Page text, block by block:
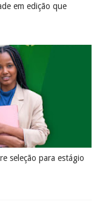
em edição que
seleção para estágio